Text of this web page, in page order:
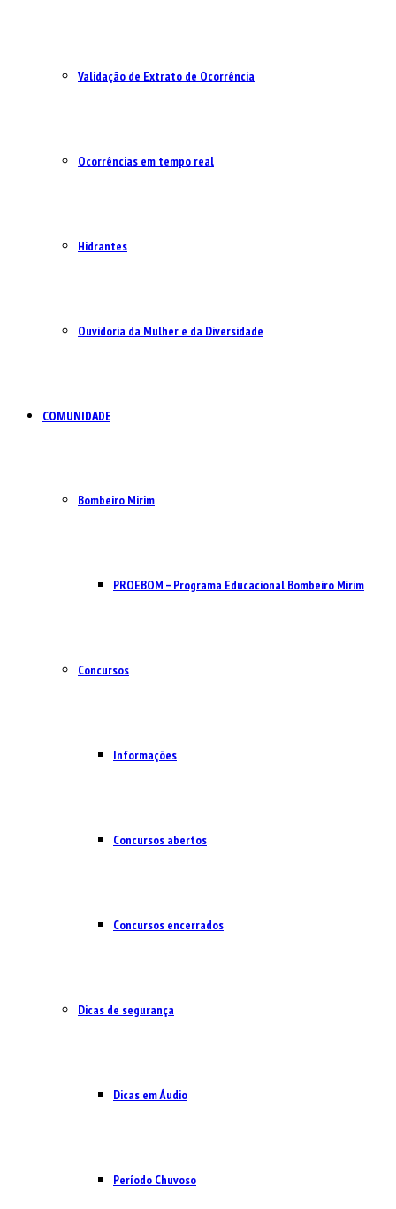
Validação de Extrato de Ocorrência
Ocorrências em tempo real
Hidrantes
Ouvidoria da Mulher e da Diversidade
COMUNIDADE
Bombeiro Mirim
PROEBOM – Programa Educacional Bombeiro Mirim
Concursos
Informações
Concursos abertos
Concursos encerrados
Dicas de segurança
Dicas em Áudio
Período Chuvoso